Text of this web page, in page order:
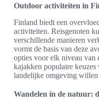
Outdoor activiteiten in
Finland biedt een
activiteiten. Reisgenoten
verschillende manieren
vormt de basis van deze
opties voor elk niveau van
kajakken populaire
landelijke omgeving willen
Wandelen in de natuur: